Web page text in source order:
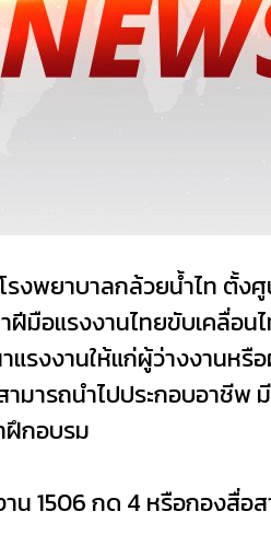
งพยาบาลกล้วยน้ำไท ตั้
แรงงานไทยขับเคลื่อนไ
งงานให้แก่ผู้ว่างงานหรื
ารถนำไปประกอบอาชีพ
ฝึกอบรม
น 1506 กด 4 หรือกองสื่